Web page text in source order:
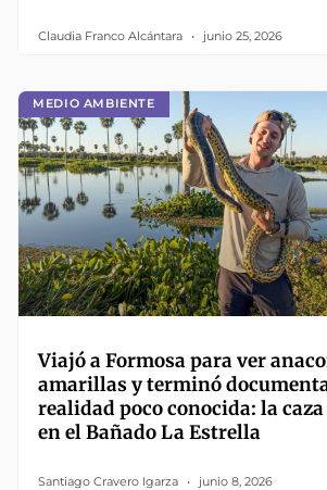
Claudia Franco Alcántara junio 25, 2026
MEDIO AMBIENTE
Viajó a Formosa para ver
amarillas y terminó
realidad poco conocida: la
en el Bañado La Estrella
Santiago Cravero Igarza junio 8, 2026